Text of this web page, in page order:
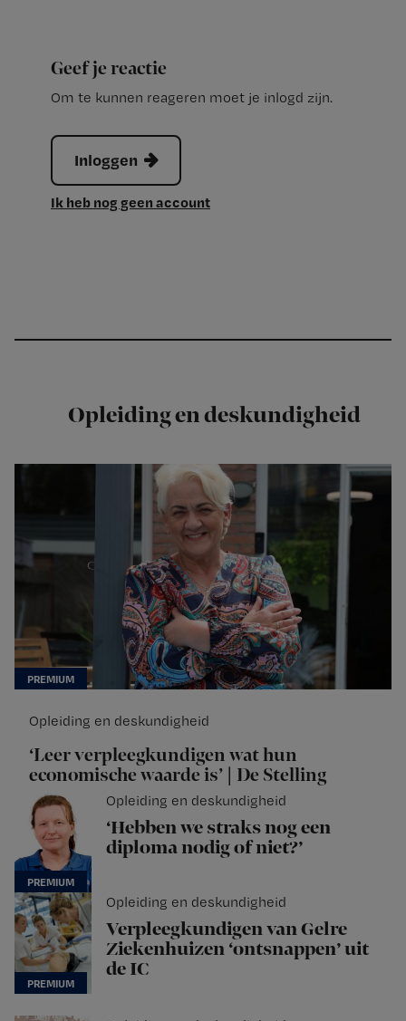
Geef je reactie
Om te kunnen reageren moet je inlogd zijn.
Inloggen
Ik heb nog geen account
Opleiding en deskundigheid
Opleiding en deskundigheid
‘Leer verpleegkundigen wat hun
economische waarde is’ | De Stelling
Opleiding en deskundigheid
‘Hebben we straks nog een
diploma nodig of niet?’
Opleiding en deskundigheid
Verpleegkundigen van Gelre
Ziekenhuizen ‘ontsnappen’ uit
de IC